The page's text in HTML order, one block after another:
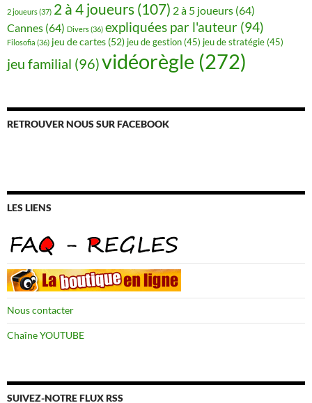
2 joueurs(37) 2 à 4 joueurs (107) 2 à 5 joueurs (64)
Cannes (64) Divers(36) expliquées par l'auteur (94)
Filosofia (36) jeu de cartes (52) jeu de gestion (45) jeu de stratégie (45)
jeu familial (96)vidéorègle (272)
RETROUVER NOUS SUR FACEBOOK
LES LIENS
Nous contacter
Chaîne YOUTUBE
SUIVEZ-NOTRE FLUX RSS